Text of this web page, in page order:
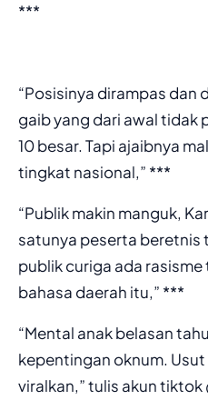
***
“Posisinya dirampas dan
gaib yang dari awal tidak
10 besar. Tapi ajaibnya
tingkat nasional,” ***
“Publik makin manguk,
satunya peserta beretnis
publik curiga ada
bahasa daerah itu,” ***
“Mental anak belasan
kepentingan oknum.
viralkan,” tulis akun